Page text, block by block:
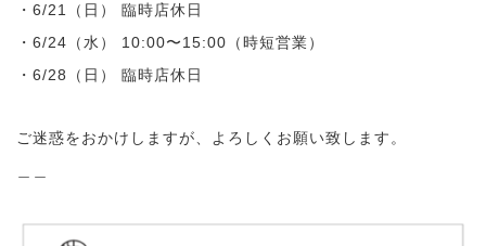
・6/21（日） 臨時店休日
・6/24（水） 10:00〜15:00（時短営業）
・6/28（日） 臨時店休日
ご迷惑をおかけしますが、よろしくお願い致します。